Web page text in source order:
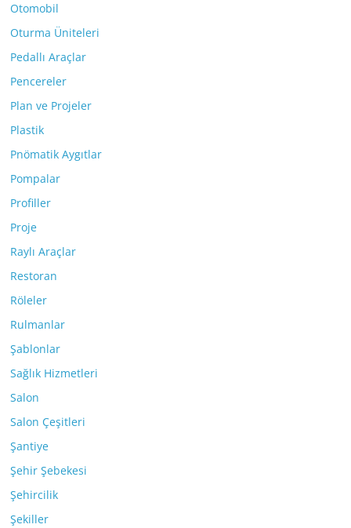
Otomobil
Oturma Üniteleri
Pedallı Araçlar
Pencereler
Plan ve Projeler
Plastik
Pnömatik Aygıtlar
Pompalar
Profiller
Proje
Raylı Araçlar
Restoran
Röleler
Rulmanlar
Şablonlar
Sağlık Hizmetleri
Salon
Salon Çeşitleri
Şantiye
Şehir Şebekesi
Şehircilik
Şekiller